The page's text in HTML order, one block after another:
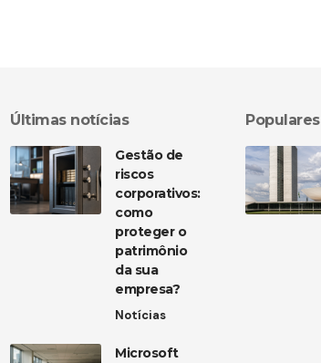
Últimas notícias
Gestão de
riscos
corporativos:
como
proteger o
patrimônio
da sua
empresa?
Notícias
Microsoft
Populares